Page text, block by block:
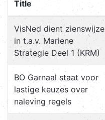
Title
VisNed dient zienswijze
in t.a.v. Mariene
Strategie Deel 1 (KRM)
BO Garnaal staat voor
lastige keuzes over
naleving regels